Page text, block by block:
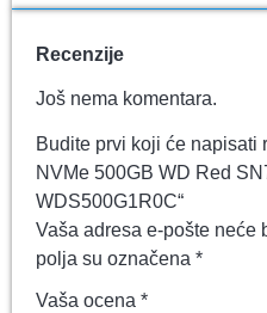
Recenzije
Još nema komentara.
Budite prvi koji će napisati
NVMe 500GB WD Red
WDS500G1R0C“
Vaša adresa e-pošte neće
polja su označena *
Vaša ocena *